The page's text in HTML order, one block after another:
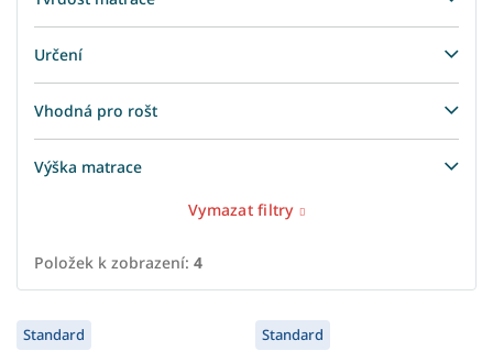
Určení
Vhodná pro rošt
Výška matrace
Vymazat filtry
Položek k zobrazení: 4
V
ýStandard Standard